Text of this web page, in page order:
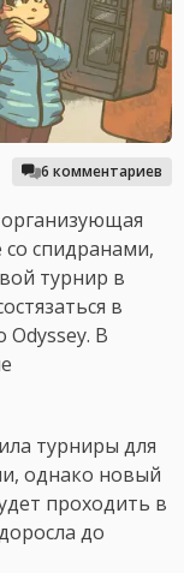
6 комментариев
спидранами,
турнир в
в
Odyssey. В
турниры для
однако новый
проходить в
до